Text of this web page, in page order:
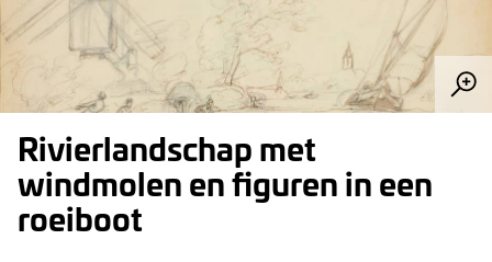
Rivierlandschap met
windmolen en figuren in een
roeiboot